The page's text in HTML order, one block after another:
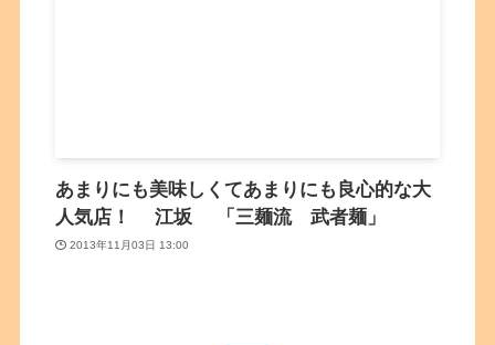
あまりにも美味しくてあまりにも良心的な大
人気店！ 江坂 「三麺流 武者麺」
2013年11月03日 13:00